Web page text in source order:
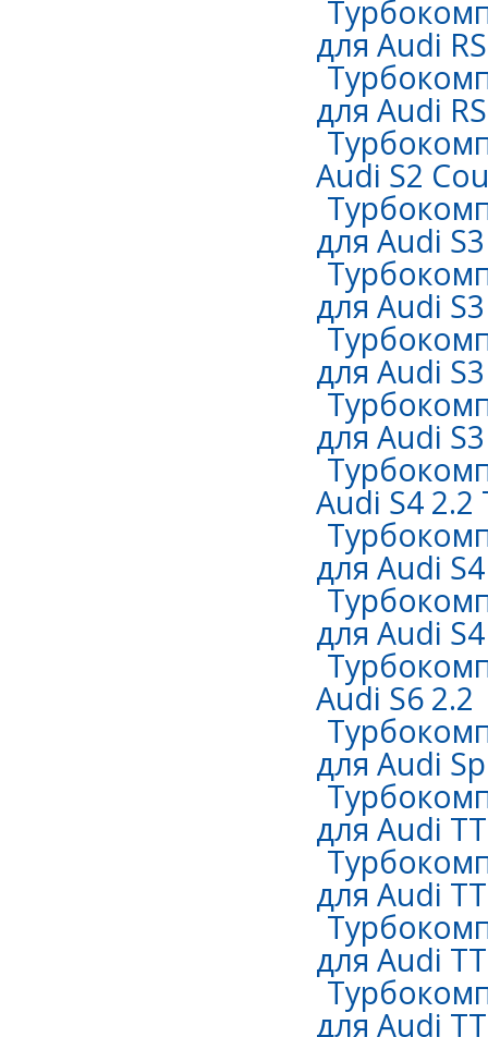
для Audi
для Audi
Audi S2
для Audi
для Audi
для Audi
для Audi
Audi S4 2.2
для Audi
для Audi
Audi S6 2.2
для Audi
для Audi
для Audi
для Audi
для Audi